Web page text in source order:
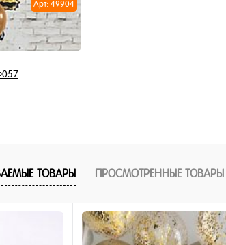
Арт: 49904
ТОВАРЫ ПРОСМОТРЕННЫЕ ТОВАРЫ